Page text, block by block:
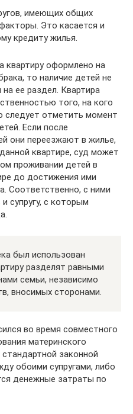
имеющих общих
Это касается и
кредиту жилья.
квартиру оформлено на
то наличие детей не
ее раздел. Квартира
того, на кого
следует отметить момент
Если после
они переезжают в жилье,
квартире, суд может
проживании детей в
до достижения ими
Соответственно, с ними
супругу, с которым
был использован
разделят равными
семьи, независимо
вносимых сторонами.
во время совместного
материнского
законной
обоими супругами, либо
денежные затраты по